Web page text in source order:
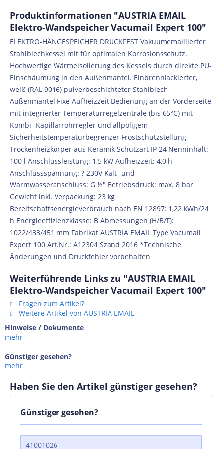
Produktinformationen "AUSTRIA EMAIL
Elektro-Wandspeicher Vacumail Expert 100"
ELEKTRO-HÄNGESPEICHER DRUCKFEST Vakuumemaillierter
Stahlblechkessel mit für optimalen Korrosionsschutz.
Hochwertige Wärmeisolierung des Kessels durch direkte PU-
Einschäumung in den Außenmantel. Einbrennlackierter,
weiß (RAL 9016) pulverbeschichteter Stahlblech
Außenmantel Fixe Aufheizzeit Bedienung an der Vorderseite
mit integrierter Temperaturregelzentrale (bis 65°C) mit
Kombi- Kapillarrohrregler und allpoligem
Sicherheitstemperaturbegrenzer Frostschutzstellung
Trockenheizkörper aus Keramik Schutzart IP 24 Nenninhalt:
100 l Anschlussleistung: 1,5 kW Aufheizzeit: 4,0 h
Anschlussspannung: ? 230V Kalt- und
Warmwasseranschluss: G ½" Betriebsdruck: max. 8 bar
Gewicht inkl. Verpackung: 23 kg
Bereitschaftsenergieverbrauch nach EN 12897: 1,22 kWh/24
h Energieeffizienzklasse: B Abmessungen (H/B/T):
1022/433/451 mm Fabrikat AUSTRIA EMAIL Type Vacumail
Expert 100 Art.Nr.: A12304 Szand 2016 *Technische
Änderungen und Druckfehler vorbehalten
Weiterführende Links zu "AUSTRIA EMAIL
Elektro-Wandspeicher Vacumail Expert 100"
Fragen zum Artikel?
Weitere Artikel von AUSTRIA EMAIL
Hinweise / Dokumente
mehr
Günstiger gesehen?
mehr
Haben Sie den Artikel günstiger gesehen?
Günstiger gesehen?